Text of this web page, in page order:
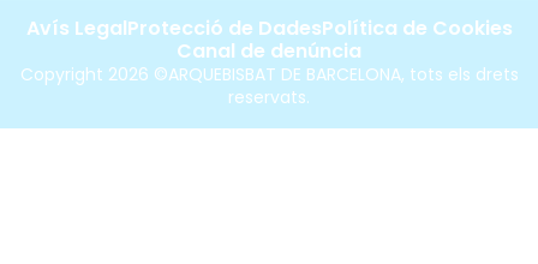
Copyright 2026 ©ARQUEBISBAT DE BARCELONA, tots els drets
reservats.
Avís LegalProtecció de DadesPolítica de Cookies
Canal de denúncia